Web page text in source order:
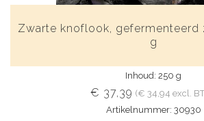
Zwarte knoflook, gefermenteerd
g
Inhoud: 250 g
€ 37,39 (€ 34,94 excl.
Artikelnummer: 30930